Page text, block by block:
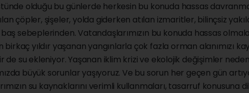
olduğu bu günlerde herkesin bu konuda hassas
çöpler, şişeler, yolda giderken atılan izmaritler, bilinçsiz
baş sebeplerinden. Vatandaşlarımızın bu konuda hassas
birkaç yıldır yaşanan yangınlarla çok fazla orman alanımızı
de su ekleniyor. Yaşanan iklim krizi ve ekolojik değişimler
büyük sorunlar yaşıyoruz. Ve bu sorun her geçen gün
su kaynaklarını verimli kullanmaları, tasarruf konusuna